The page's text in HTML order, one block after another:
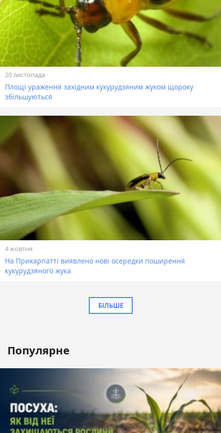
20 листопада
Площі ураження західним кукурудзяним жуком щороку
збільшуються
4 жовтня
На Прикарпатті виявлено нові осередки поширення
кукурудзяного жука
БІЛЬШЕ
Популярне